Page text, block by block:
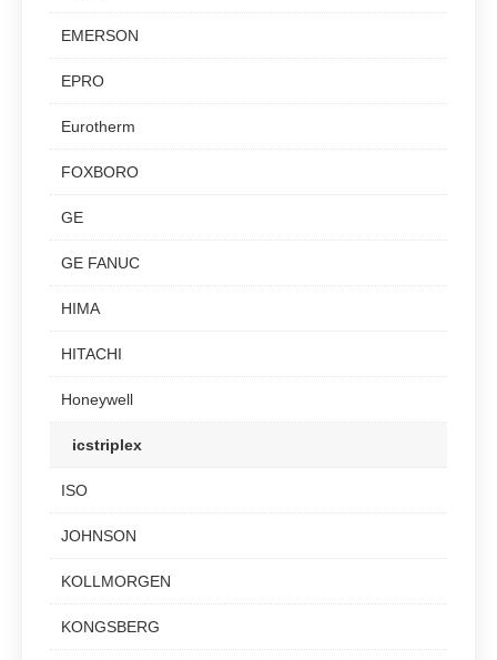
EMERSON
EPRO
Eurotherm
FOXBORO
GE
GE FANUC
HIMA
HITACHI
Honeywell
icstriplex
ISO
JOHNSON
KOLLMORGEN
KONGSBERG